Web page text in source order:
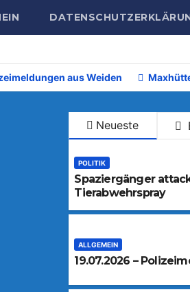
aus Weiden
Neueste
POLITIK
Spaziergänger
Tierabwehrspray
ALLGEMEIN
19.07.2026 –